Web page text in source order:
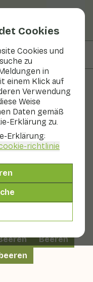
Cookies
Cookies und
zu
in
einem Klick auf
Verwendung
Weise
Daten gemäß
Erklärung zu.
Erklärung:
richtlinie
in den Küchen der
Fuchsbeeren sind
Fuchsbeeren haben
ist auf den
Deshalb
Beeren